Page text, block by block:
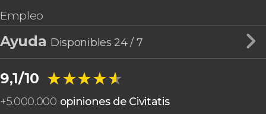
Empleo
Ayuda Disponibles 24 / 7
9,1/10 ★★★★★
★★★★★
+5.000.000 opiniones de Civitatis